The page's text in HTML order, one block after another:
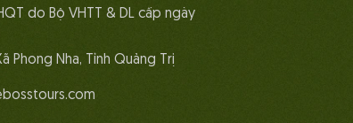
do Bộ VHTT & DL cấp ngày
Phong Nha, Tỉnh Quảng Trị